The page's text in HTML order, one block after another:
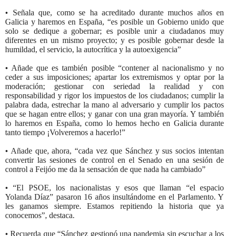
• Señala que, como se ha acreditado durante muchos años en
Galicia y haremos en España, “es posible un Gobierno unido que
solo se dedique a gobernar; es posible unir a ciudadanos muy
diferentes en un mismo proyecto; y es posible gobernar desde la
humildad, el servicio, la autocrítica y la autoexigencia”
• Añade que es también posible “contener al nacionalismo y no
ceder a sus imposiciones; apartar los extremismos y optar por la
moderación; gestionar con seriedad la realidad y con
responsabilidad y rigor los impuestos de los ciudadanos; cumplir la
palabra dada, estrechar la mano al adversario y cumplir los pactos
que se hagan entre ellos; y ganar con una gran mayoría. Y también
lo haremos en España, como lo hemos hecho en Galicia durante
tanto tiempo ¡Volveremos a hacerlo!”
• Añade que, ahora, “cada vez que Sánchez y sus socios intentan
convertir las sesiones de control en el Senado en una sesión de
control a Feijóo me da la sensación de que nada ha cambiado”
• “El PSOE, los nacionalistas y esos que llaman “el espacio
Yolanda Díaz” pasaron 16 años insultándome en el Parlamento. Y
les ganamos siempre. Estamos repitiendo la historia que ya
conocemos”, destaca.
• Recuerda que “Sánchez gestionó una pandemia sin escuchar a los